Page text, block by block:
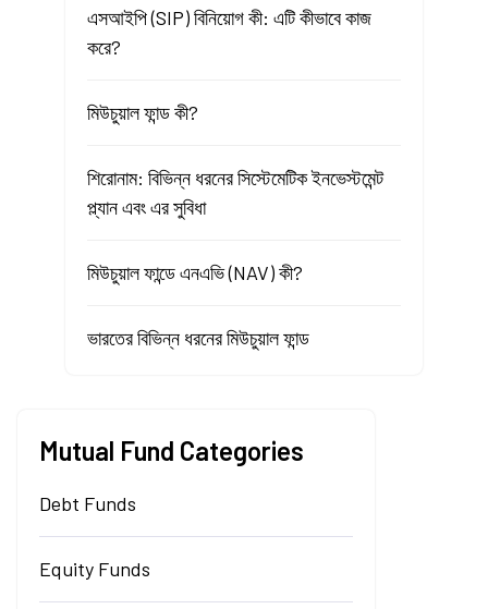
এসআইপি (SIP) বিনিয়োগ কী: এটি কীভাবে কাজ
করে?
মিউচুয়াল ফান্ড কী?
শিরোনাম: বিভিন্ন ধরনের সিস্টেমেটিক ইনভেস্টমেন্ট
প্ল্যান এবং এর সুবিধা
মিউচুয়াল ফান্ডে এনএভি (NAV) কী?
ভারতের বিভিন্ন ধরনের মিউচুয়াল ফান্ড
Mutual Fund Categories
Debt Funds
Equity Funds